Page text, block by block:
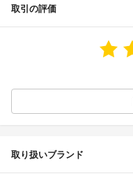
取引の評価
取り扱いブランド